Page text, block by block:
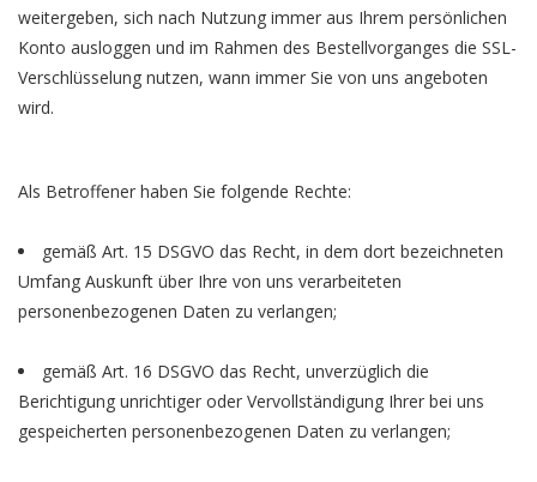
weitergeben, sich nach Nutzung immer aus Ihrem persönlichen
Konto ausloggen und im Rahmen des Bestellvorganges die SSL-
Verschlüsselung nutzen, wann immer Sie von uns angeboten
wird.
Als Betroffener haben Sie folgende Rechte:
gemäß Art. 15 DSGVO das Recht, in dem dort bezeichneten
Umfang Auskunft über Ihre von uns verarbeiteten
personenbezogenen Daten zu verlangen;
gemäß Art. 16 DSGVO das Recht, unverzüglich die
Berichtigung unrichtiger oder Vervollständigung Ihrer bei uns
gespeicherten personenbezogenen Daten zu verlangen;